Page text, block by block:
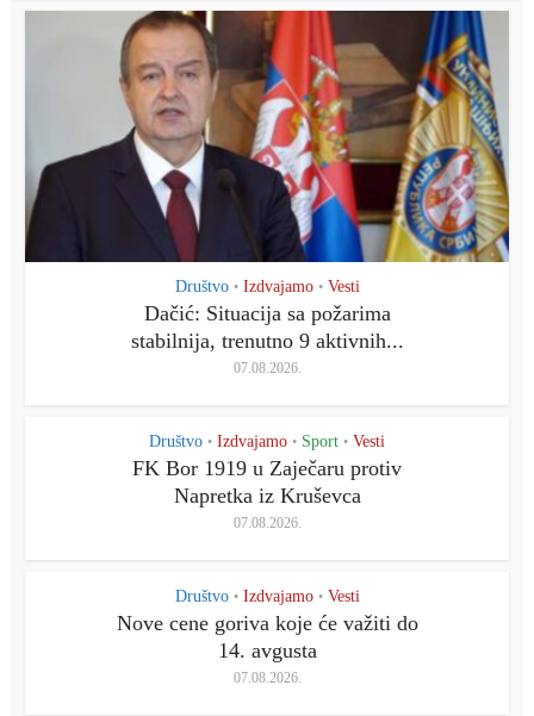
Društvo • Izdvajamo • Vesti
Dačić: Situacija sa požarima
stabilnija, trenutno 9 aktivnih...
07.08.2026.
Društvo • Izdvajamo • Sport • Vesti
FK Bor 1919 u Zaječaru protiv
Napretka iz Kruševca
07.08.2026.
Društvo • Izdvajamo • Vesti
Nove cene goriva koje će važiti do
14. avgusta
07.08.2026.